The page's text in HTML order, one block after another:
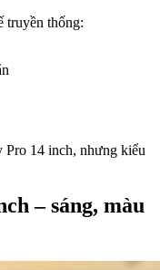
truyền thống:
14 inch, nhưng kiểu
– sáng, màu